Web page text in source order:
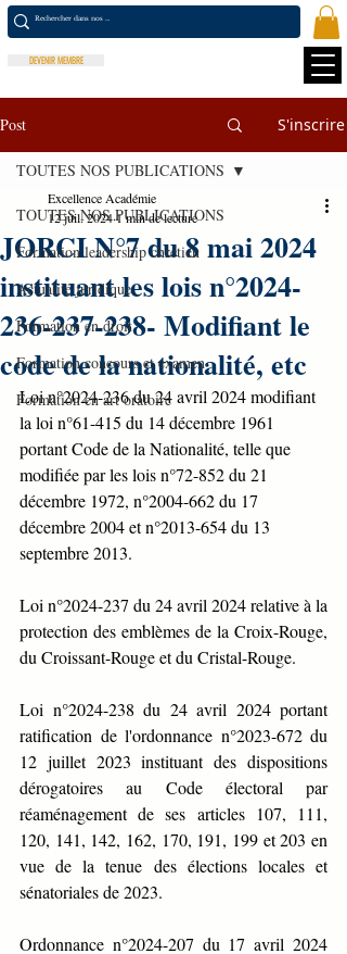
DEVENIR MEMBRE
Post S'inscrire
TOUTES NOS PUBLICATIONS
Formation leadership chrétien
Actualité juridique
Formation en droit
Formation concours et examen
Formation en art oratoire
TOUTES NOS PUBLICATIONS
JORCI N°7 du 8 mai 2024
instituant les lois n°2024-
236-237-238- Modifiant le
code de la nationalité, etc
Excellence Académie
12 juil. 20241 min de lecture
Loi n°2024-236 du 24 avril 2024 modifiant
la loi n°61-415 du 14 décembre 1961
portant Code de la Nationalité, telle que
modifiée par les lois n°72-852 du 21
décembre 1972, n°2004-662 du 17
décembre 2004 et n°2013-654 du 13
septembre 2013.
Loi n°2024-237 du 24 avril 2024 relative à la
protection des emblèmes de la Croix-Rouge,
du Croissant-Rouge et du Cristal-Rouge.
Loi n°2024-238 du 24 avril 2024 portant
ratification de l'ordonnance n°2023-672 du
12 juillet 2023 instituant des dispositions
dérogatoires au Code électoral par
réaménagement de ses articles 107, 111,
120, 141, 142, 162, 170, 191, 199 et 203 en
vue de la tenue des élections locales et
sénatoriales de 2023.
Ordonnance n°2024-207 du 17 avril 2024